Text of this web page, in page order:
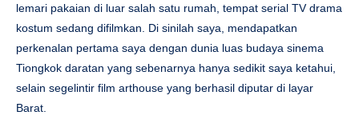
lemari pakaian di luar salah satu rumah, tempat serial TV drama
kostum sedang difilmkan. Di sinilah saya, mendapatkan
perkenalan pertama saya dengan dunia luas budaya sinema
Tiongkok daratan yang sebenarnya hanya sedikit saya ketahui,
selain segelintir film arthouse yang berhasil diputar di layar
Barat.